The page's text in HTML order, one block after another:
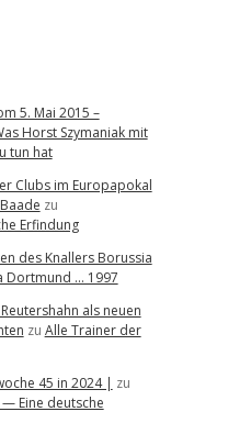
5. Mai 2015 –
Horst Szymaniak mit
tun hat
Clubs im Europapokal
zu
Erfindung
des Knallers Borussia
Dortmund … 1997
als neuen
zu Alle Trainer der
45 in 2024 | zu
— Eine deutsche